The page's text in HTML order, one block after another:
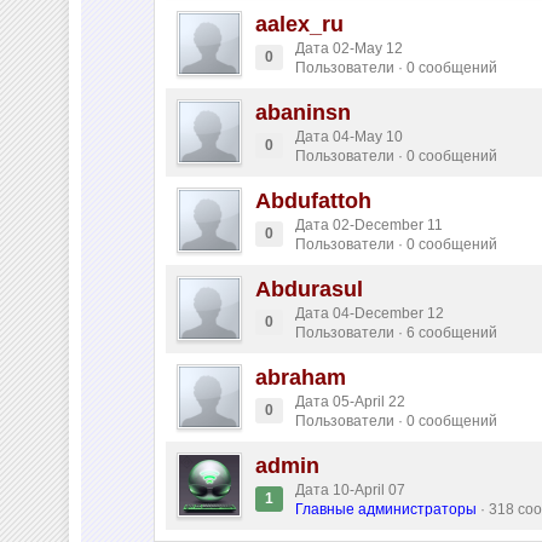
aalex_ru
0
Дата 02-May 12
Пользователи · 0 сообщений
abaninsn
0
Дата 04-May 10
Пользователи · 0 сообщений
Abdufattoh
0
Дата 02-December 11
Пользователи · 0 сообщений
Abdurasul
0
Дата 04-December 12
Пользователи · 6 сообщений
abraham
0
Дата 05-April 22
Пользователи · 0 сообщений
admin
1
Дата 10-April 07
Главные администраторы · 318